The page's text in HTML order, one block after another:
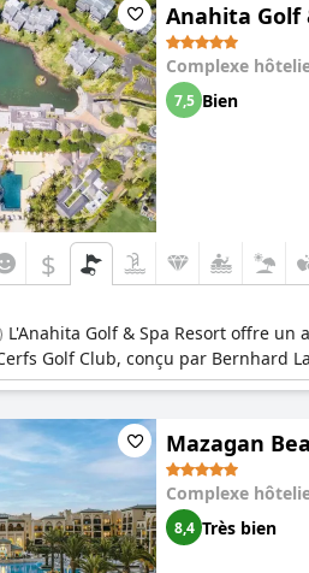
Anahita Golf
Complexe
7,5 Bien
$
L'Anahita Golf & Spa Resort offre
Golf Club, conçu par Bernhard
Mazagan
Complexe
8,4 Très bien